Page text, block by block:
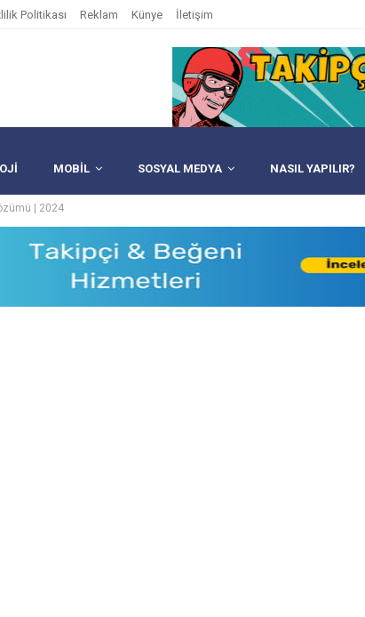
Politikası Reklam Künye İletişim
MOBIL SOSYAL MEDYA NASIL YAPILIR?
| 2024